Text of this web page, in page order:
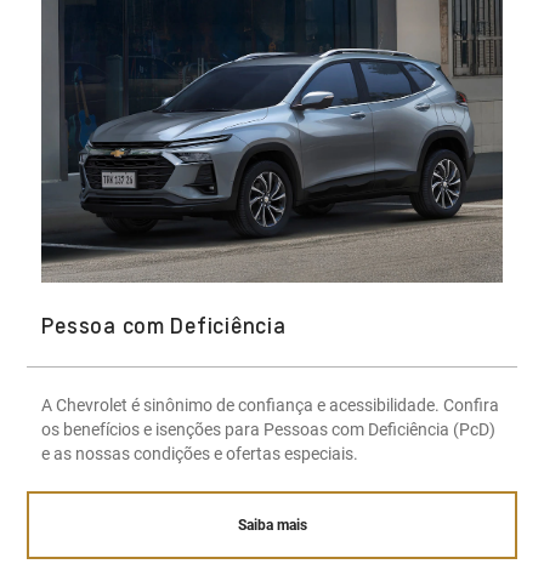
Pessoa com Deficiência
A Chevrolet é sinônimo de confiança e acessibilidade. Confira
os benefícios e isenções para Pessoas com Deficiência (PcD)
e as nossas condições e ofertas especiais.
Saiba mais